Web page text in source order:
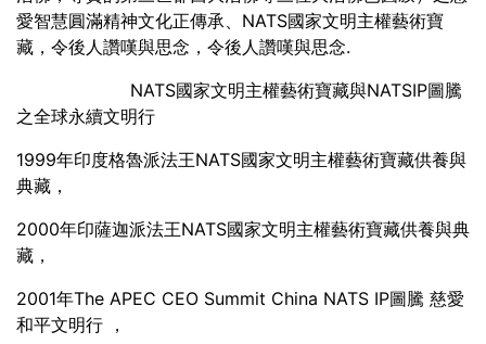
愛智慧圓滿精神文化正傳承、NATS國家文明主權藝術寶
藏，令後人讚嘆與思念，令後人讚嘆與思念.
NATS國家文明主權藝術寶藏與NATSIP圖騰
之全球永續文明行
1999年印度格魯派法王NATS國家文明主權藝術寶藏供養與
典藏，
2000年印薩迦派法王NATS國家文明主權藝術寶藏供養與典
藏，
2001年The APEC CEO Summit China NATS IP圖騰 慈愛
和平文明行 ，